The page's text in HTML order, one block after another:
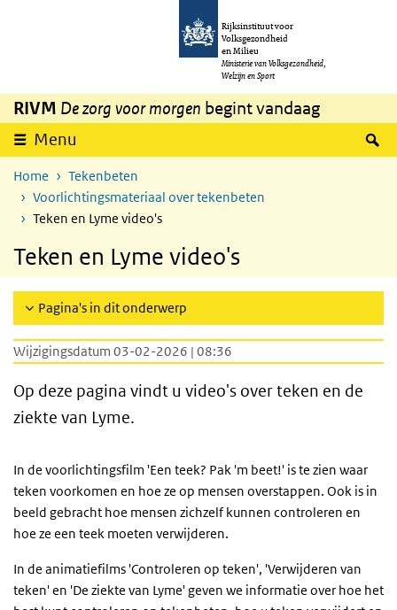
Overslaan en naar de inhoud gaan
Rijksinstituut voor
Volksgezondheid
en Milieu
Ministerie van Volksgezondheid,
Welzijn en Sport
RIVM De zorg voor morgen begint vandaag
Menu
Home
Tekenbeten
Voorlichtingsmateriaal over tekenbeten
Teken en Lyme video's
Teken en Lyme video's
Pagina's in dit onderwerp
Wijzigingsdatum 03-02-2026 | 08:36
Op deze pagina vindt u video's over teken en de
ziekte van Lyme.
In de voorlichtingsfilm 'Een teek? Pak 'm beet!' is te zien waar
teken voorkomen en hoe ze op mensen overstappen. Ook is in
beeld gebracht hoe mensen zichzelf kunnen controleren en
hoe ze een teek moeten verwijderen.
In de animatiefilms 'Controleren op teken', 'Verwijderen van
teken' en 'De ziekte van Lyme' geven we informatie over hoe het